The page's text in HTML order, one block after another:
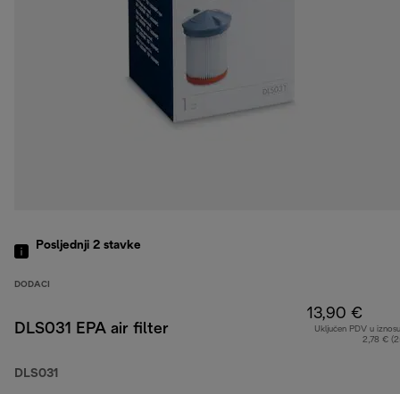
Posljednji 2 stavke
DODACI
DLS031 EPA air filter
DLS031
13,90 €
Uključen PDV u
2,78 €